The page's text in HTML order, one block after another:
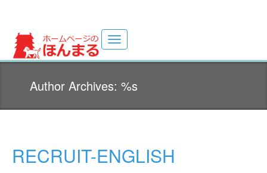
ホームページ制作サイト(・ω・U)
Toggle
navigation
Author Archives: %s
RECRUIT-ENGLISH